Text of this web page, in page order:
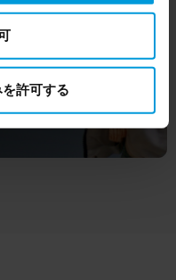
based on
click ‘Show details’
許可する